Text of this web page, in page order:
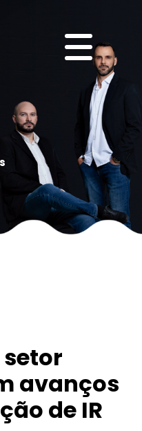
avanços
de IR